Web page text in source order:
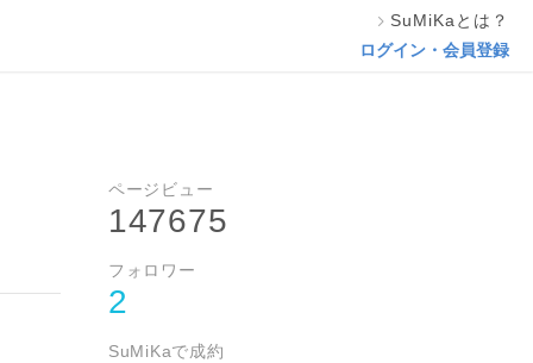
SuMiKaとは？
ログイン・会員登録
ページビュー
147675
フォロワー
2
SuMiKaで成約